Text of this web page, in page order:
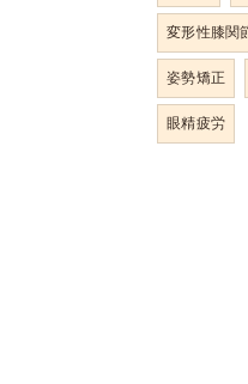
変形性膝関
姿勢矯正
眼精疲労